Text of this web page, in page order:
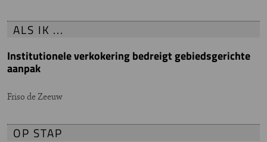
ALS IK ...
Institutionele verkokering bedreigt gebiedsgerichte
aanpak
Friso de Zeeuw
OP STAP